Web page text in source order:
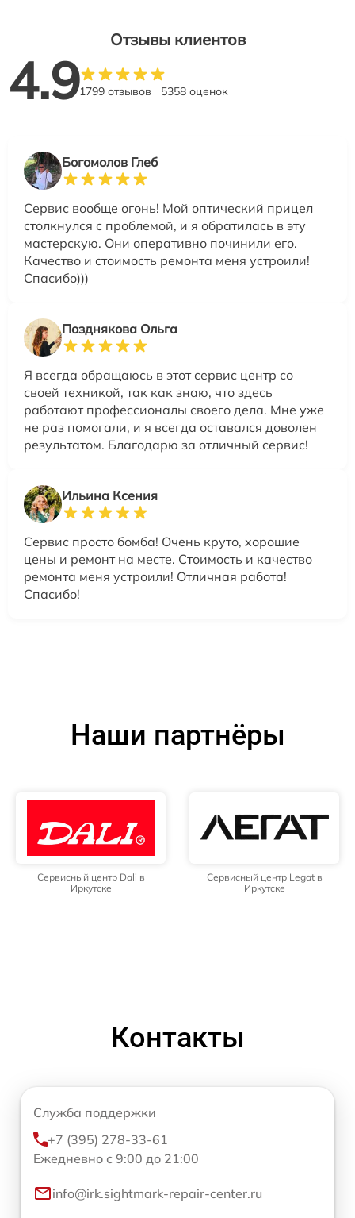
Отзывы клиентов
4.91799 отзывов 5358 оценок
Богомолов Глеб
Сервис вообще огонь! Мой оптический прицел
столкнулся с проблемой, и я обратилась в эту
мастерскую. Они оперативно починили его.
Качество и стоимость ремонта меня устроили!
Спасибо)))
Позднякова Ольга
Я всегда обращаюсь в этот сервис центр со
своей техникой, так как знаю, что здесь
работают профессионалы своего дела. Мне уже
не раз помогали, и я всегда оставался доволен
результатом. Благодарю за отличный сервис!
Ильина Ксения
Сервис просто бомба! Очень круто, хорошие
цены и ремонт на месте. Стоимость и качество
ремонта меня устроили! Отличная работа!
Спасибо!
Наши партнёры
Сервисный центр Dali в
Иркутске
Сервисный центр Legat в
Иркутске
Контакты
Служба поддержки
+7 (395) 278-33-61
Ежедневно с 9:00 до 21:00
info@irk.sightmark-repair-center.ru